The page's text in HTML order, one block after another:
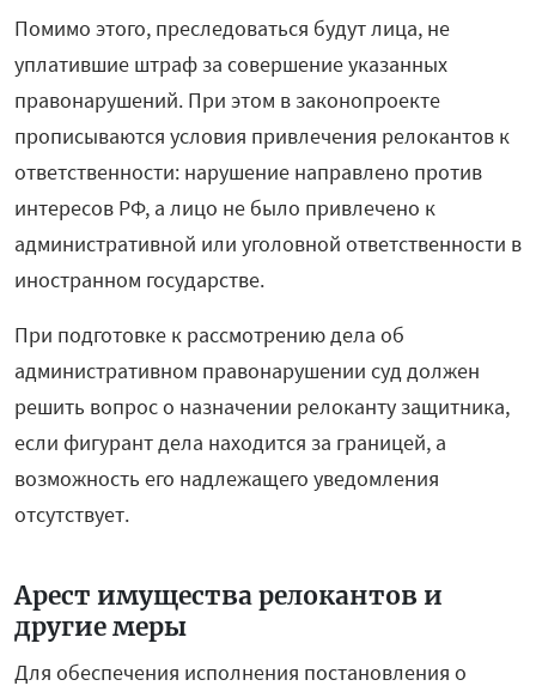
Помимо этого, преследоваться будут лица, не
уплатившие штраф за совершение указанных
правонарушений. При этом в законопроекте
прописываются условия привлечения релокантов к
ответственности: нарушение направлено против
интересов РФ, а лицо не было привлечено к
административной или уголовной ответственности в
иностранном государстве.
При подготовке к рассмотрению дела об
административном правонарушении суд должен
решить вопрос о назначении релоканту защитника,
если фигурант дела находится за границей, а
возможность его надлежащего уведомления
отсутствует.
Арест имущества релокантов и
другие меры
Для обеспечения исполнения постановления о